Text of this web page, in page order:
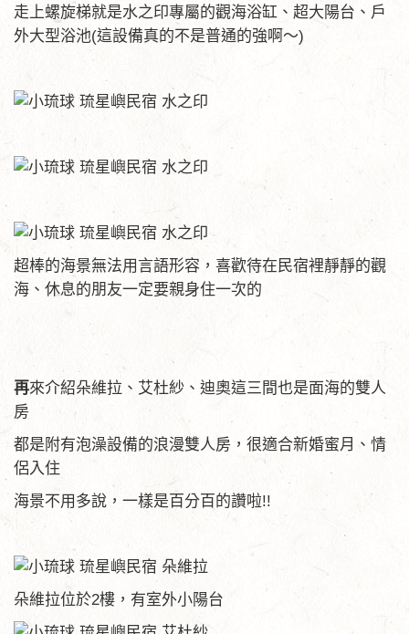
走上螺旋梯就是水之印專屬的觀海浴缸、超大陽台、戶
外大型浴池(這設備真的不是普通的強啊～)
超棒的海景無法用言語形容，喜歡待在民宿裡靜靜的觀
海、休息的朋友一定要親身住一次的
再來介紹朵維拉、艾杜紗、迪奧這三間也是面海的雙人
房
都是附有泡澡設備的浪漫雙人房，很適合新婚蜜月、情
侶入住
海景不用多說，一樣是百分百的讚啦!!
朵維拉位於2樓，有室外小陽台